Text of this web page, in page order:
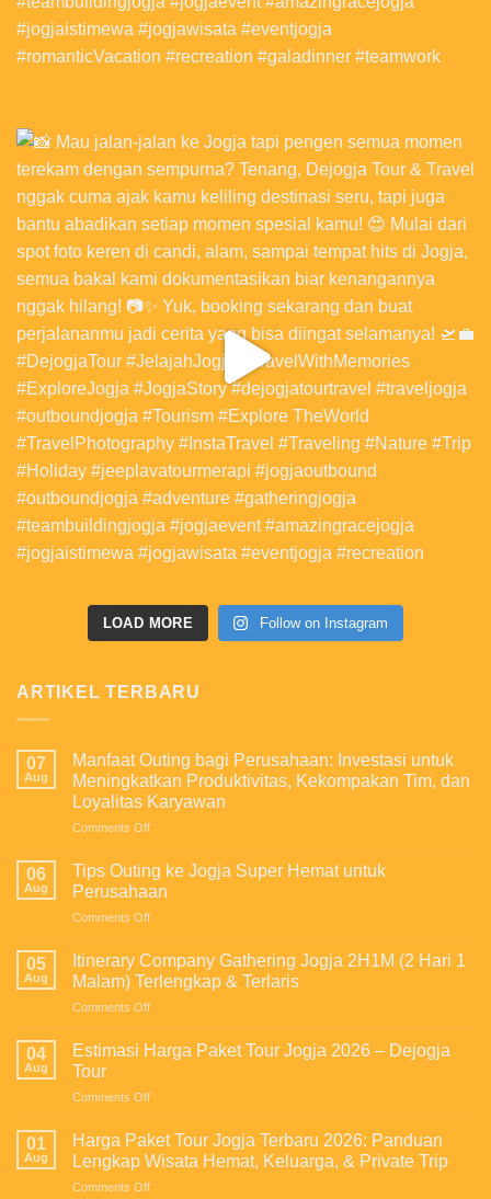
LOAD MORE Follow on Instagram
ARTIKEL TERBARU
07
Aug
Manfaat Outing bagi Perusahaan: Investasi untuk
Meningkatkan Produktivitas, Kekompakan Tim, dan
Loyalitas Karyawan
Comments Offon
Outing
bagi
Perusahaan:
Investasi
Meningkatkan
Produktivitas,
Kekompakan
Loyalitas
06
Aug
Tips Outing ke Jogja Super Hemat untuk
Perusahaan
Comments Offon
Outing
ke
Jogja
Super
untuk
05
Aug
Itinerary Company Gathering Jogja 2H1M (2 Hari 1
Malam) Terlengkap & Terlaris
Comments Offon
Company
Gathering
2H1M
Hari
1
04
Aug
Estimasi Harga Paket Tour Jogja 2026 – Dejogja
Tour
Comments Offon
Harga
Paket
Tour
Jogja
01
Aug
Harga Paket Tour Jogja Terbaru 2026: Panduan
Lengkap Wisata Hemat, Keluarga, & Private Trip
Comments Offon